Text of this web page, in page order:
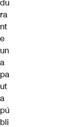
du
ra
nt
e
un
a
pa
ut
a
pú
bli